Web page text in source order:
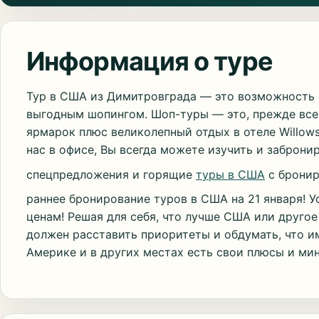
Информация о туре
Тур в США из Димитровграда — это возможность
выгодным шопингом. Шоп-туры — это, прежде
ярмарок плюс великолепный отдых в отеле
нас в офисе, Вы всегда можете изучить и
спецпредложения и горящие туры в США с
раннее бронирование туров в США на 21 января!
ценам! Решая для себя, что лучше США или
должен расставить приоритеты и обдумать, что
Америке и в других местах есть свои плюсы и